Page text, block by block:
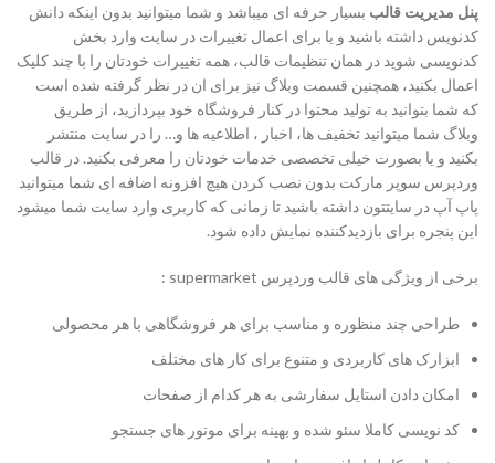
پنل مدیریت قالب بسیار حرفه ای میباشد و شما میتوانید بدون اینکه دانش
کدنویس داشته باشید و یا برای اعمال تغییرات در سایت وارد بخش
کدنویسی شوید در همان تنظیمات قالب، همه تغییرات خودتان را با چند کلیک
اعمال بکنید، همچنین قسمت وبلاگ نیز برای ان در نظر گرفته شده است
که شما بتوانید به تولید محتوا در کنار فروشگاه خود بپردازید، از طریق
وبلاگ شما میتوانید تخفیف ها، اخبار ، اطلاعیه ها و… را در سایت منتشر
بکنید و یا بصورت خیلی تخصصی خدمات خودتان را معرفی بکنید. در قالب
وردپرس سوپر مارکت بدون نصب کردن هیچ افزونه اضافه ای شما میتوانید
پاپ آپ در سایتتون داشته باشید تا زمانی که کاربری وارد سایت شما میشود
این پنجره برای بازدیدکننده نمایش داده شود.
برخی از ویژگی های قالب وردپرس supermarket :
طراحی چند منظوره و مناسب برای هر فروشگاهی با هر محصولی
ابزارک های کاربردی و متنوع برای کار های مختلف
امکان دادن استایل سفارشی به هر کدام از صفحات
کد نویسی کاملا سئو شده و بهینه برای موتور های جستجو